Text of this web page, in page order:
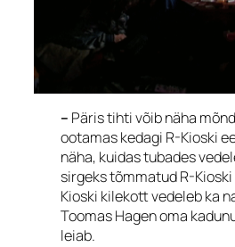
– Päris tihti võib näha
ootamas kedagi R-Kioski
näha, kuidas tubades
sirgeks tõmmatud R-
Kioski kilekott vedeleb ka
Toomas Hagen oma
leiab.